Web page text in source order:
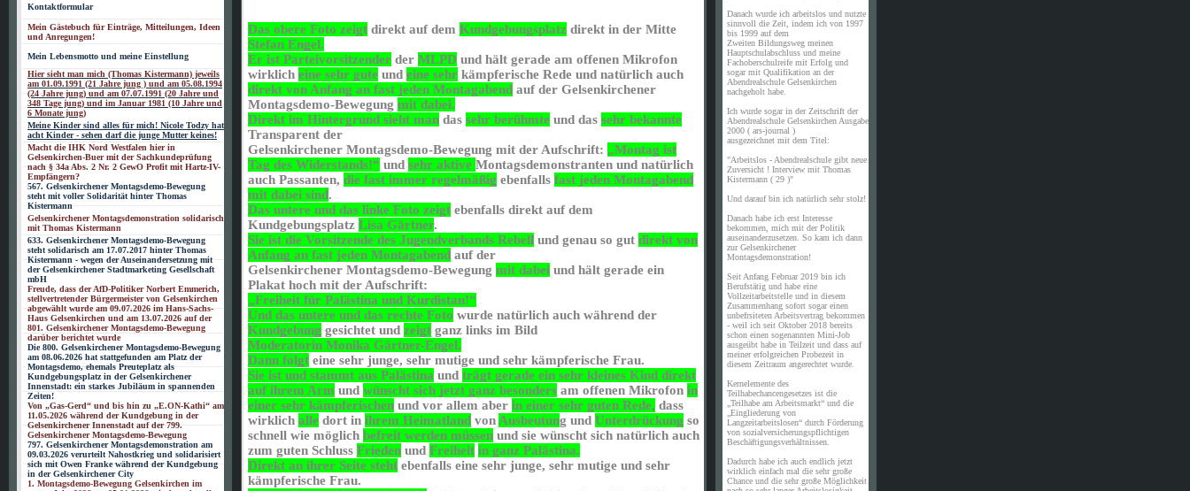
Kontaktformular
Mein Gästebuch für Einträge, Mitteilungen, Ideen
und Anregungen!
Mein Lebensmotto und meine Einstellung
Hier sieht man mich (Thomas Kistermann) jeweils
am 01.09.1991 (21 Jahre jung ) und am 05.08.1994
(24 Jahre jung) und am 07.07.1991 (20 Jahre und
348 Tage jung) und im Januar 1981 (10 Jahre und
6 Monate jung)
Meine Kinder sind alles für mich! Nicole Todzy hat
acht Kinder - sehen darf die junge Mutter keines!
Macht die IHK Nord Westfalen hier in
Gelsenkirchen-Buer mit der Sachkundeprüfung
nach § 34a Abs. 2 Nr. 2 GewO Profit mit Hartz-IV-
Empfängern?
567. Gelsenkirchener Montagsdemo-Bewegung
steht mit voller Solidarität hinter Thomas
Kistermann
Gelsenkirchener Montagsdemonstration solidarisch
mit Thomas Kistermann
633. Gelsenkirchener Montagsdemo-Bewegung
steht solidarisch am 17.07.2017 hinter Thomas
Kistermann - wegen der Auseinandersetzung mit
der Gelsenkirchener Stadtmarketing Gesellschaft
mbH
Freude, dass der AfD-Politiker Norbert Emmerich,
stellvertretender Bürgermeister von Gelsenkirchen
abgewählt wurde am 09.07.2026 im Hans-Sachs-
Haus Gelsenkirchen und am 13.07.2026 auf der
801. Gelsenkirchener Montagsdemo-Bewegung
darüber berichtet wurde
Die 800. Gelsenkirchener Montagsdemo-Bewegung
am 08.06.2026 hat stattgefunden am Platz der
Montagsdemo, ehemals Preuteplatz als
Kundgebungsplatz in der Gelsenkirchener
Innenstadt: ein starkes Jubiläum in spannenden
Zeiten!
Von „Gas-Gerd“ und bis hin zu „E.ON-Kathi“ am
11.05.2026 während der Kundgebung in der
Gelsenkirchener Innenstadt auf der 799.
Gelsenkirchener Montagsdemo-Bewegung
797. Gelsenkirchener Montagsdemonstration am
09.03.2026 verurteilt Nahostkrieg und solidarisiert
sich mit Owen Franke während der Kundgebung
in der Gelsenkirchener City
1. Montagsdemo-Bewegung Gelsenkirchen im
Das obere Foto zeigt direkt auf dem Kundgebungsplatz direkt in der Mitte
Stefan Engel.
Er ist Parteivorsitzender der MLPD und hält gerade am offenen Mikrofon
wirklich eine sehr gute und eine sehr kämpferische Rede und natürlich auch
direkt von Anfang an fast jeden Montagabend auf der Gelsenkirchener
Montagsdemo-Bewegung mit dabei.
Direkt im Hintergrund sieht man das sehr berühmte und das sehr bekannte
Transparent der
Gelsenkirchener Montagsdemo-Bewegung mit der Aufschrift: „Montag ist
Tag des Widerstands!“ und sehr aktive Montagsdemonstranten und natürlich
auch Passanten, die fast immer regelmäßig ebenfalls fast jeden Montagabend
mit dabei sind.
Das untere und das linke Foto zeigt ebenfalls direkt auf dem
Kundgebungsplatz Lisa Gärtner.
Sie ist die Vorsitzende des Jugendverbands Rebell und genau so gut direkt von
Anfang an fast jeden Montagabend auf der
Gelsenkirchener Montagsdemo-Bewegung mit dabei und hält gerade ein
Plakat hoch mit der Aufschrift:
„Freiheit für Palästina und Kurdistan!“
Und das untere und das rechte Foto wurde natürlich auch während der
Kundgebung gesichtet und zeigt ganz links im Bild
Moderatorin Monika Gärtner-Engel.
Dann folgt eine sehr junge, sehr mutige und sehr kämpferische Frau.
Sie ist und stammt aus Palästina und trägt gerade ein sehr kleines Kind direkt
auf ihrem Arm und wünscht sich jetzt ganz besonders am offenen Mikrofon in
einer sehr kämpferischen und vor allem aber in einer sehr guten Rede, dass
wirklich alle dort in ihrem Heimatland vonAusbeutung und Unterdrückung so
schnell wie möglich befreit werden müssen und sie wünscht sich natürlich auch
zum guten Schluss Frieden und Freiheit in ganz Palästina.
Direkt an ihrer Seite steht ebenfalls eine sehr junge, sehr mutige und sehr
kämpferische Frau.
Danach wurde ich arbeitslos und nutzte
sinnvoll die Zeit, indem ich von 1997
bis 1999 auf dem
Zweiten Bildungsweg meinen
Hauptschulabschluss und meine
Fachoberschulreife mit Erfolg und
sogar mit Qualifikation an der
Abendrealschule Gelsenkirchen
nachgeholt habe.
Ich wurde sogar in der Zeitschrift der
Abendrealschule Gelsenkirchen Ausgabe
2000 ( ars-journal )
ausgezeichnet mit dem Titel:
"Arbeitslos - Abendrealschule gibt neue
Zuversicht ! Interview mit Thomas
Kistermann ( 29 )"
Und darauf bin ich natürlich sehr stolz!
Danach habe ich erst Interesse
bekommen, mich mit der Politik
auseinanderzusetzen. So kam ich dann
zur Gelsenkirchener
Montagsdemonstration!
Seit Anfang Februar 2019 bin ich
Berufstätig und habe eine
Vollzeitarbeitstelle und in diesem
Zusammenhang sofort sogar einen
unbefrsiteten Arbeitsvertrag bekommen
- weil ich seit Oktober 2018 bereits
schon einen sogenannten Mini-Job
ausgeübt habe in Teilzeit und dass auf
meiner erfolgreichen Probezeit in
diesem Zeitraum angerechtet wurde.
Kernelemente des
Teilhabechancengesetzes ist die
„Teilhabe am Arbeitsmarkt“ und die
„Eingliederung von
Langzeitarbeitslosen“ durch Förderung
von sozialversicherungspflichtigen
Beschäftigungsverhältnissen.
Dadurch habe ich auch endlich jetzt
wirklich einfach mal die sehr große
Chance und die sehr große Möglichkeit